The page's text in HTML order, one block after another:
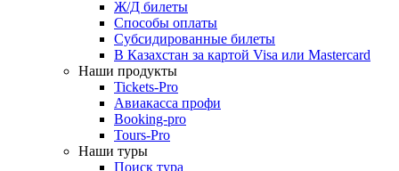
Ж/Д билеты
Способы оплаты
Субсидированные билеты
В Казахстан за картой Visa или Masterсard
Наши продукты
Tickets-Pro
Авиакасса профи
Booking-pro
Tours-Pro
Наши туры
Поиск тура